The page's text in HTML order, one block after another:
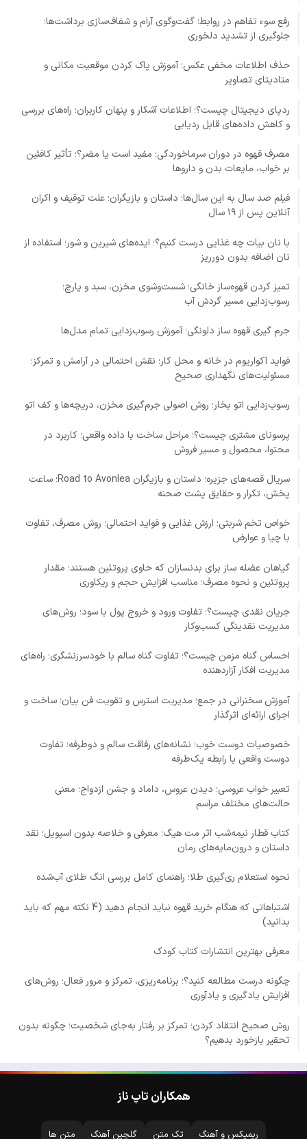
رفع سوء تفاهم در روابط؛ گفت‌وگوی آرام و شفاف‌سازی برداشت‌ها؛
جلوگیری از تشدید دلخوری
حذف اطلاعات مخفی عکس؛ آموزش پاک کردن موقعیت مکانی و
متادیتای تصاویر
ردپای دیجیتال چیست؟؛ اطلاعات آشکار و پنهان کاربران؛ راه‌های بررسی
و کاهش داده‌های قابل ردیابی
مصرف قهوه در دوران سرماخوردگی؛ مفید است یا مضر؟؛ تأثیر کافئین
بر خواب، مایعات بدن و داروها
فیلم صد سال به این سال‌ها؛ داستان و بازیگران؛ علت توقیف و اکران
آنلاین پس از ۱۹ سال
با نان بیات چه غذایی درست کنیم؟؛ ایده‌های شیرین و شور؛ استفاده از
نان اضافه بدون دورریز
تمیز کردن قهوه‌ساز خانگی؛ شست‌وشوی مخزن، سبد و پارچ؛
رسوب‌زدایی مسیر گردش آب
جرم گیری قهوه ساز دلونگی؛ آموزش رسوب‌زدایی تمام مدل‌ها
فواید آکواریوم در خانه و محل کار؛ نقش احتمالی در آرامش و تمرکز؛
مسئولیت‌های نگهداری صحیح
رسوب‌زدایی اتو بخار؛ روش اصولی جرم‌گیری مخزن، دریچه‌ها و کف اتو
پرسونای مشتری چیست؟؛ مراحل ساخت با داده واقعی؛ کاربرد در
محتوا، محصول و مسیر فروش
سریال قصه‌های جزیره؛ داستان و بازیگران Road to Avonlea؛ ساعت
پخش، تکرار و حقایق پشت صحنه
خواص تخم شربتی؛ ارزش غذایی و فواید احتمالی؛ روش مصرف، تفاوت
با چیا و عوارض
گیاهان عضله ساز برای بدنسازان که حاوی پروتئین هستند؛ مقدار
پروتئین و نحوه مصرف؛ مناسب افزایش حجم و ریکاوری
جریان نقدی چیست؟؛ تفاوت ورود و خروج پول با سود؛ روش‌های
مدیریت نقدینگی کسب‌وکار
احساس گناه مزمن چیست؟؛ تفاوت گناه سالم با خودسرزنشگری؛ راه‌های
مدیریت افکار آزاردهنده
آموزش سخنرانی در جمع؛ مدیریت استرس و تقویت فن بیان؛ ساخت و
اجرای ارائه‌ای اثرگذار
خصوصیات دوست خوب؛ نشانه‌های رفاقت سالم و دوطرفه؛ تفاوت
دوست واقعی با رابطه یک‌طرفه
تعبیر خواب عروسی؛ دیدن عروس، داماد و جشن ازدواج؛ معنی
حالت‌های مختلف مراسم
کتاب قطار نیمه‌شب اثر مت هیگ؛ معرفی و خلاصه بدون اسپویل؛ نقد
داستان و درون‌مایه‌های رمان
نحوه استعلام ری‌گیری طلا؛ راهنمای کامل بررسی انگ طلای آب‌شده
اشتباهاتی که هنگام خرید قهوه نباید انجام دهید (4 نکته مهم که باید
بدانید)
معرفی بهترین انتشارات کتاب کودک
چگونه درست مطالعه کنید؟؛ برنامه‌ریزی، تمرکز و مرور فعال؛ روش‌های
افزایش یادگیری و یادآوری
روش صحیح انتقاد کردن؛ تمرکز بر رفتار به‌جای شخصیت؛ چگونه بدون
تحقیر بازخورد بدهیم؟
همکاران تاپ ناز
ریمیکس و آهنگ تک متن گلچین آهنگ متن ها